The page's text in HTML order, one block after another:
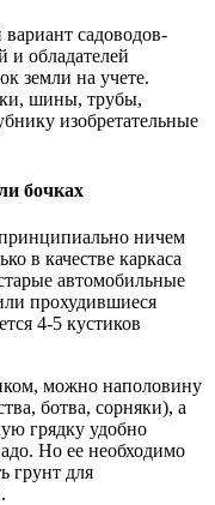
садоводов-
и обладателей
земли на учете.
шины, трубы,
изобретательные
бочках
ничем
в качестве каркаса
автомобильные
прохудившиеся
4-5 кустиков
можно наполовину
ботва, сорняки), а
грядку удобно
Но ее необходимо
грунт для